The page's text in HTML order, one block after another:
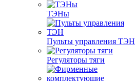
ТЭНы
Пульты управления ТЭН
Регуляторы тяги